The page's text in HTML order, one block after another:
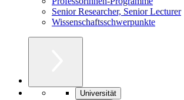
Senior Researcher, Senior Lecturer
Wissenschaftsschwerpunkte
Universität